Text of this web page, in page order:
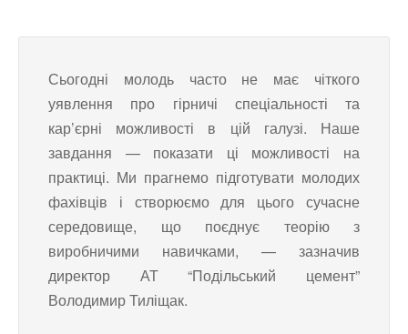
Сьогодні молодь часто не має чіткого
уявлення про гірничі спеціальності та
кар’єрні можливості в цій галузі. Наше
завдання — показати ці можливості на
практиці. Ми прагнемо підготувати молодих
фахівців і створюємо для цього сучасне
середовище, що поєднує теорію з
виробничими навичками, — зазначив
директор АТ “Подільський цемент”
Володимир Тиліщак.